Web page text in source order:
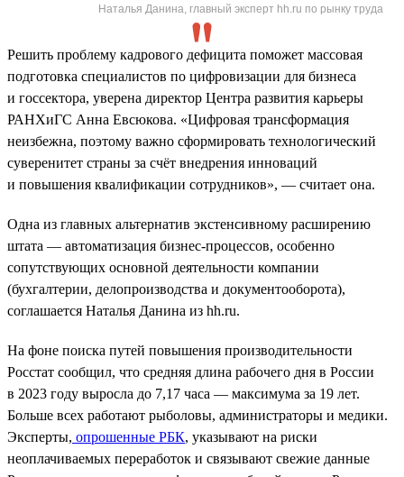
Наталья Данина, главный эксперт hh.ru по рынку труда
Решить проблему кадрового дефицита поможет массовая
подготовка специалистов по цифровизации для бизнеса
и госсектора, уверена директор Центра развития карьеры
РАНХиГС Анна Евсюкова. «Цифровая трансформация
неизбежна, поэтому важно сформировать технологический
суверенитет страны за счёт внедрения инноваций
и повышения квалификации сотрудников», — считает она.
Одна из главных альтернатив экстенсивному расширению
штата — автоматизация бизнес-процессов, особенно
сопутствующих основной деятельности компании
(бухгалтерии, делопроизводства и документооборота),
соглашается Наталья Данина из hh.ru.
На фоне поиска путей повышения производительности
Росстат сообщил, что средняя длина рабочего дня в России
в 2023 году выросла до 7,17 часа — максимума за 19 лет.
Больше всех работают рыболовы, администраторы и медики.
Эксперты, опрошенные РБК, указывают на риски
неоплачиваемых переработок и связывают свежие данные